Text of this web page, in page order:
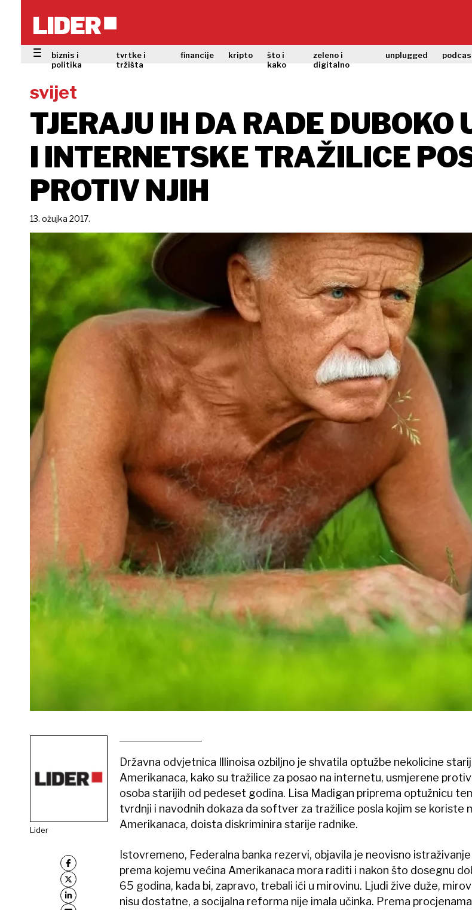
biznis i
politika
tvrtke i
tržišta
financije kripto
što i
kako
zeleno i
digitalno
unplugged
svijet
TJERAJU IH DA RADE DUBOKO
I INTERNETSKE TRAŽILICE
PROTIV NJIH
13. ožujka 2017.
Lider
Državna odvjetnica Illinoisa ozbiljno je shvatila optužbe nekolicine
Amerikanaca, kako su tražilice za posao na internetu, usmjerene protiv
osoba starijih od pedeset godina. Lisa Madigan priprema optužnicu
tvrdnji i navodnih dokaza da softver za tražilice posla kojim se koriste
Amerikanaca, doista diskriminira starije radnike.
Istovremeno, Federalna banka rezervi, objavila je neovisno istraživanje
prema kojemu većina Amerikanaca mora raditi i nakon što dosegnu
65 godina, kada bi, zapravo, trebali ići u mirovinu. Ljudi žive duže,
nisu dostatne, a socijalna reforma nije imala učinka. Prema procjenama